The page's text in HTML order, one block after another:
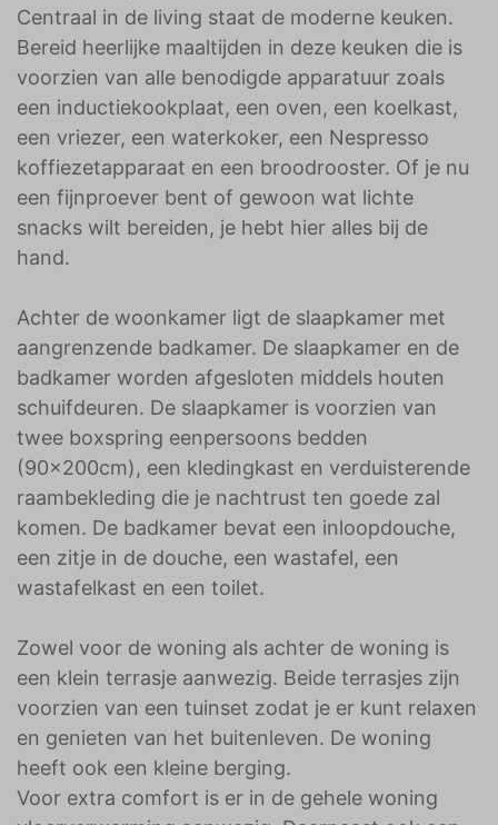
Centraal in de living staat de moderne keuken.
Bereid heerlijke maaltijden in deze keuken die is
voorzien van alle benodigde apparatuur zoals
een inductiekookplaat, een oven, een koelkast,
een vriezer, een waterkoker, een Nespresso
koffiezetapparaat en een broodrooster. Of je nu
een fijnproever bent of gewoon wat lichte
snacks wilt bereiden, je hebt hier alles bij de
hand.
Achter de woonkamer ligt de slaapkamer met
aangrenzende badkamer. De slaapkamer en de
badkamer worden afgesloten middels houten
schuifdeuren. De slaapkamer is voorzien van
twee boxspring eenpersoons bedden
(90x200cm), een kledingkast en verduisterende
raambekleding die je nachtrust ten goede zal
komen. De badkamer bevat een inloopdouche,
een zitje in de douche, een wastafel, een
wastafelkast en een toilet.
Zowel voor de woning als achter de woning is
een klein terrasje aanwezig. Beide terrasjes zijn
voorzien van een tuinset zodat je er kunt relaxen
en genieten van het buitenleven. De woning
heeft ook een kleine berging.
Voor extra comfort is er in de gehele woning